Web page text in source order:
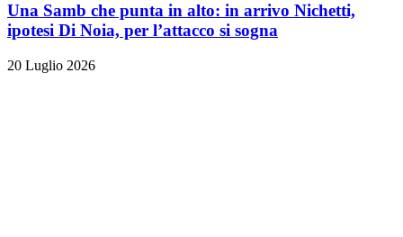
Una Samb che punta in alto: in arrivo Nichetti,
ipotesi Di Noia, per l’attacco si sogna
20 Luglio 2026